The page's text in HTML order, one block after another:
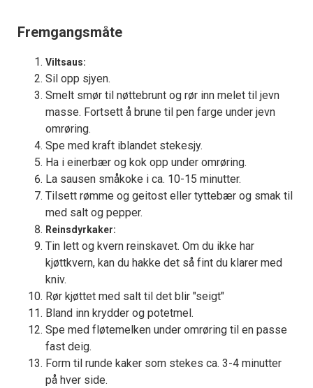
Fremgangsmåte
Viltsaus:
Sil opp sjyen.
Smelt smør til nøttebrunt og rør inn melet til jevn
masse. Fortsett å brune til pen farge under jevn
omrøring.
Spe med kraft iblandet stekesjy.
Ha i einerbær og kok opp under omrøring.
La sausen småkoke i ca. 10-15 minutter.
Tilsett rømme og geitost eller tyttebær og smak til
med salt og pepper.
Reinsdyrkaker:
Tin lett og kvern reinskavet. Om du ikke har
kjøttkvern, kan du hakke det så fint du klarer med
kniv.
Rør kjøttet med salt til det blir "seigt"
Bland inn krydder og potetmel.
Spe med fløtemelken under omrøring til en passe
fast deig.
Form til runde kaker som stekes ca. 3-4 minutter
på hver side.